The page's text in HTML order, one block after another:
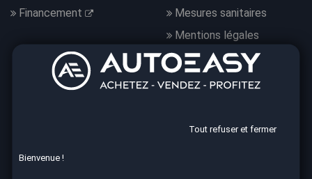
Financement
Mesures sanitaires
Mentions légales
Données personnelles
Tout refuser et fermer
Bienvenue !